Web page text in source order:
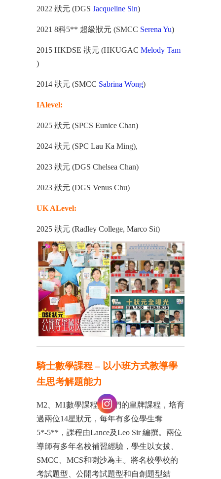
2022 狀元 (DGS Jacqueline Sin)
2021 8科5** 超級狀元 (SMCC Serena Yu)
2015 HKDSE 狀元 (HKUGAC Melody Tam
)
2014 狀元 (SMCC Sabrina Wong)
IAlevel:
2025 狀元 (SPCS Eunice Chan)
2024 狀元 (SPC Lau Ka Ming),
2023 狀元 (DGS Chelsea Chan)
2023 狀元 (DGS Venus Chu)
UK ALevel:
2025 狀元 (Radley College, Marco Sit)
騎士數學課程 – 以小班方式教導學
生思考解題能力
M2、M1數學課程是我們的皇牌課程，培育
過兩位14星狀元，每年有多位學生奪
5*-5**，課程由Lance及Leo Sir 編撰。兩位
導師有多年名校補習經驗，學生以女拔、
SMCC、MCS和喇沙為主。將名校學校的
考試題型、公開考試題型和自創題型結